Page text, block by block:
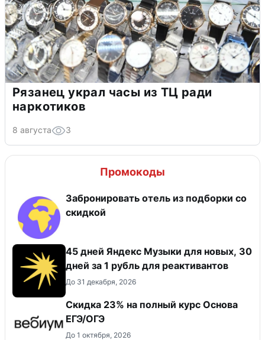
Рязанец украл часы из ТЦ ради
наркотиков
8 августа 3
Промокоды
Забронировать отель из подборки со
скидкой
45 дней Яндекс Музыки для новых, 30
дней за 1 рубль для реактивантов
До 31 декабря, 2026
Скидка 23% на полный курс Основа
ЕГЭ/ОГЭ
До 1 октября, 2026